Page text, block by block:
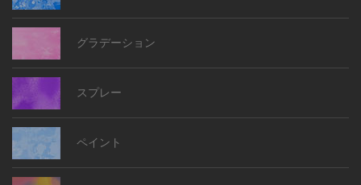
グラデーション
スプレー
ペイント